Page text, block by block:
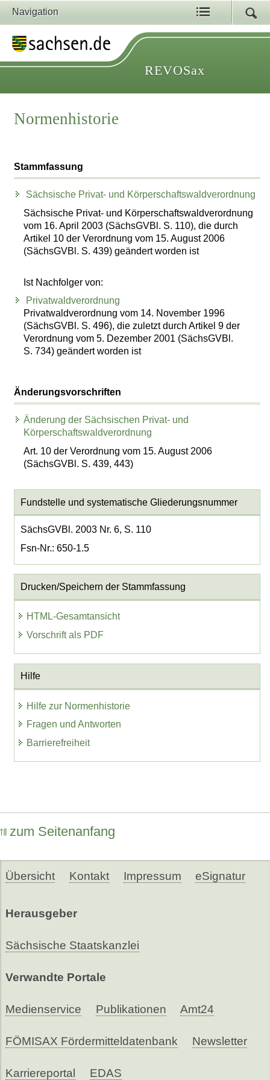
Navigation
REVOSax
Normenhistorie
Stammfassung
Sächsische Privat- und Körperschaftswaldverordnung
Sächsische Privat- und Körperschaftswaldverordnung
vom 16. April 2003 (SächsGVBl. S. 110), die durch
Artikel 10 der Verordnung vom 15. August 2006
(SächsGVBl. S. 439) geändert worden ist
Ist Nachfolger von:
Privatwaldverordnung
Privatwaldverordnung vom 14. November 1996
(SächsGVBl. S. 496), die zuletzt durch Artikel 9 der
Verordnung vom 5. Dezember 2001 (SächsGVBl.
S. 734) geändert worden ist
Änderungsvorschriften
Änderung der Sächsischen Privat- und
Körperschaftswaldverordnung
Art. 10 der Verordnung vom 15. August 2006
(SächsGVBl. S. 439, 443)
Fundstelle und systematische Gliederungsnummer
SächsGVBl. 2003 Nr. 6, S. 110
Fsn-Nr.: 650-1.5
Drucken/Speichern der Stammfassung
HTML-Gesamtansicht
Vorschrift als PDF
Hilfe
Hilfe zur Normenhistorie
Fragen und Antworten
Barrierefreiheit
zum Seitenanfang
Übersicht Kontakt Impressum eSignatur
Herausgeber
Sächsische Staatskanzlei
Verwandte Portale
Medienservice Publikationen Amt24
FÖMISAX Fördermitteldatenbank Newsletter
Karriereportal EDAS